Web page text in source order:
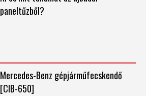
paneltűzből?
Mercedes-Benz gépjárműfecskendő
[CIB-650]